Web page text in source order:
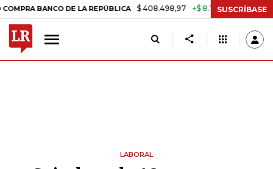
BANCO DE LA REPÚBLICA $ 408.498,97 +$ 8.753,81 +2,19% TASA
SUSCRÍBASE
LABORAL